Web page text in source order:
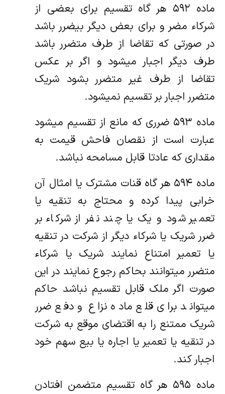
ماده ۵۹۲ هر گاه تقسیم برای بعضی از
شرکاء مضر و برای بعض دیگر بیضرر باشد
در صورتی که تقاضا از طرف متضرر باشد
طرف دیگر اجبار ‌میشود و اگر بر عکس
تقاضا از طرف غیر متضرر بشود شریک
متضرر اجبار بر تقسیم نمیشود.
ماده ۵۹۳ ضرری که مانع از تقسیم میشود
عبارت است از نقصان فاحش قیمت به
مقداری که عادتا قابل مسامحه نباشد.
ماده ۵۹۴ هر گاه قنات مشترک یا امثال آن
خرابی پیدا کرده و محتاج به تنقیه یا
تعمیر شود و یک یا چند نفر از شرکاء بر
ضرر شریک یا شرکاء دیگر ‌از شرکت در تنقیه
یا تعمیر امتناع نمایند شریک یا شرکاء
متضرر میتوانند بحاکم رجوع نمایند در این
صورت اگر ملک قابل تقسیم نباشد حاکم‌
میتواند برای قلع ماده نزاع و دفع ضرر
شریک ممتنع را به اقتضای موقع به شرکت
در تنقیه یا تعمیر یا اجاره یا بیع سهم خود
اجبار کند.
ماده ۵۹۵ هر گاه تقسیم متضمن افتادن